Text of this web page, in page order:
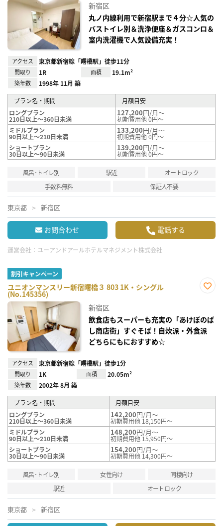
録
新宿区
丸ノ内線利用で新宿駅まで４分☆人気の
バストイレ別＆洗浄便座＆ガスコンロ＆
室内洗濯機で人気設備充実！
アクセス 東京都新宿線「曙橋駅」徒歩11分
間取り 1R 面積 19.1m²
築年数 1998年 11月 築
プラン名・期間
月額目安
ロングプラン
210日以上～360日未満
127,200円/月～
初期費用他 0円～
ミドルプラン
90日以上～210日未満
133,200円/月～
初期費用他 0円～
ショートプラン
30日以上～90日未満
139,200円/月～
初期費用他 0円～
風呂･トイレ別 駅近
オートロック
手数料無料
保証人不要
東京都 新宿区
お問合わせ 電話する
運営会社： ユーアンドアールホテルマネジメント株式会社
割引キャンペーン
ユニオンマンスリー新宿曙橋３ 803 1K・シングル
(No.145356)
録
新宿区
飲食店もスーパーも充実の「あけぼのば
し商店街」すぐそば！自炊派・外食派
どちらにもにおすすめ☆
アクセス 東京都新宿線「曙橋駅」徒歩1分
間取り 1K 面積 20.05m²
築年数 2002年 8月 築
プラン名・期間
月額目安
ロングプラン
210日以上～360日未満
142,200円/月～
初期費用他 18,150円～
ミドルプラン
90日以上～210日未満
148,200円/月～
初期費用他 15,950円～
ショートプラン
30日以上～90日未満
154,200円/月～
初期費用他 14,300円～
風呂･トイレ別 女性向け
同棲向け
駅近
オートロック
東京都 新宿区